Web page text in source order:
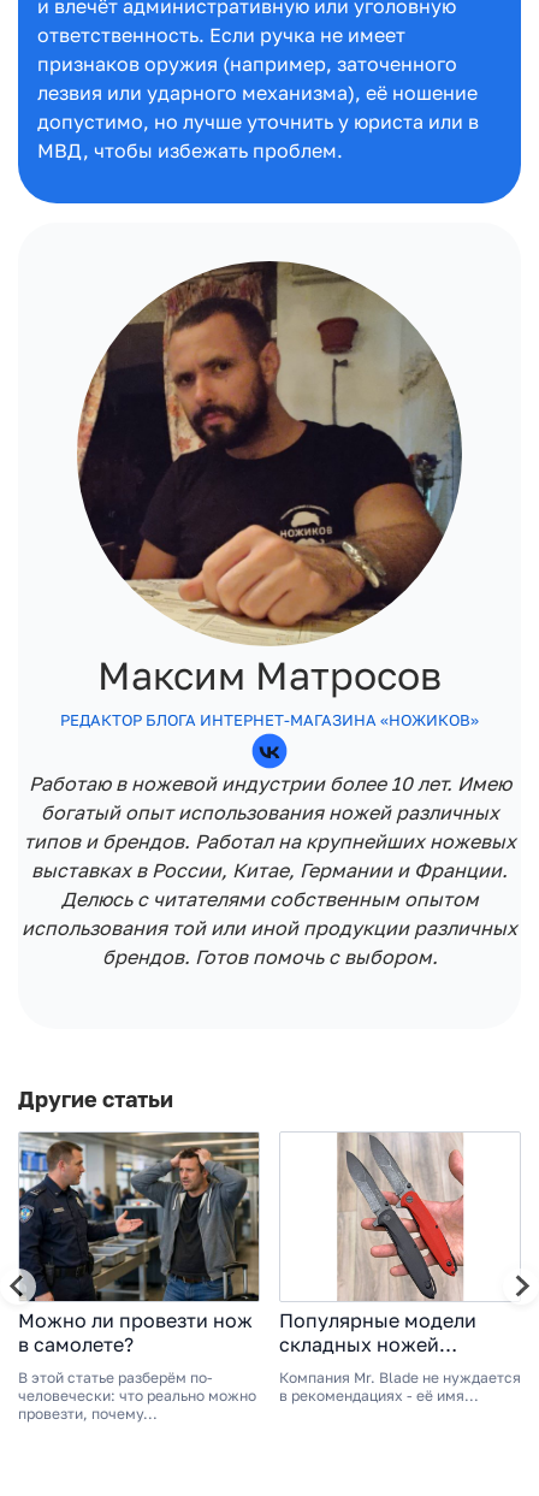
и влечёт административную или уголовную
ответственность. Если ручка не имеет
признаков оружия (например, заточенного
лезвия или ударного механизма), её ношение
допустимо, но лучше уточнить у юриста или в
МВД, чтобы избежать проблем.
Максим Матросов
РЕДАКТОР БЛОГА ИНТЕРНЕТ-МАГАЗИНА «НОЖИКОВ»
Работаю в ножевой индустрии более 10 лет. Имею
богатый опыт использования ножей различных
типов и брендов. Работал на крупнейших ножевых
выставках в России, Китае, Германии и Франции.
Делюсь с читателями собственным опытом
использования той или иной продукции различных
брендов. Готов помочь с выбором.
Другие статьи
Можно ли провезти нож
в самолете?
В этой статье разберём по-
человечески: что реально можно
провезти, почему...
Популярные модели
складных ножей
Mr.Blade 2025
Компания Mr. Blade не нуждается
в рекомендациях - её имя...